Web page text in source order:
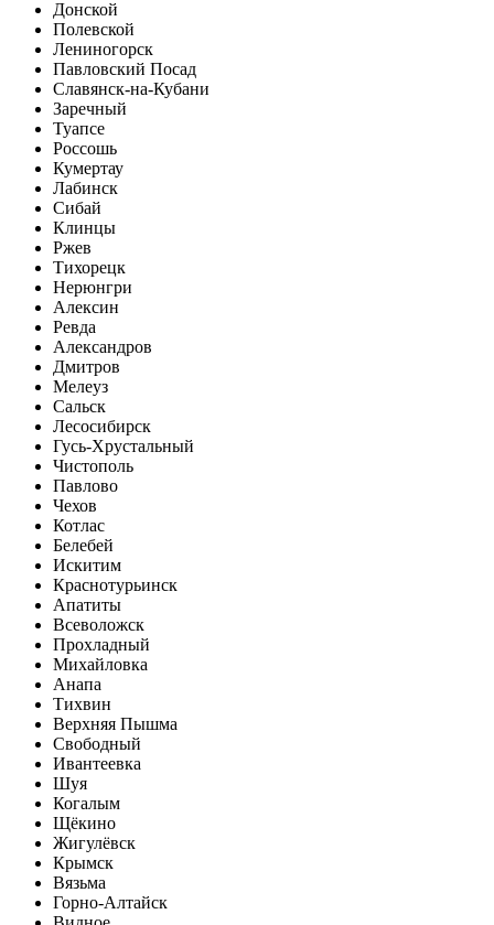
Донской
Полевской
Лениногорск
Павловский Посад
Славянск-на-Кубани
Заречный
Туапсе
Россошь
Кумертау
Лабинск
Сибай
Клинцы
Ржев
Тихорецк
Нерюнгри
Алексин
Ревда
Александров
Дмитров
Мелеуз
Сальск
Лесосибирск
Гусь-Хрустальный
Чистополь
Павлово
Чехов
Котлас
Белебей
Искитим
Краснотурьинск
Апатиты
Всеволожск
Прохладный
Михайловка
Анапа
Тихвин
Верхняя Пышма
Свободный
Ивантеевка
Шуя
Когалым
Щёкино
Жигулёвск
Крымск
Вязьма
Горно-Алтайск